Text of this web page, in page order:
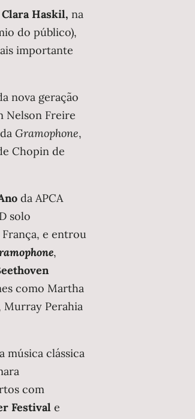
Haskil, na
do público),
importante
nova geração
Nelson Freire
Gramophone,
Chopin de
da APCA
solo
e entrou
,
como Martha
Murray Perahia
música clássica
com
Festivale